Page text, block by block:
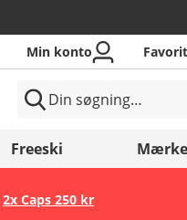
Min konto
Freeski
2x Caps 250 kr